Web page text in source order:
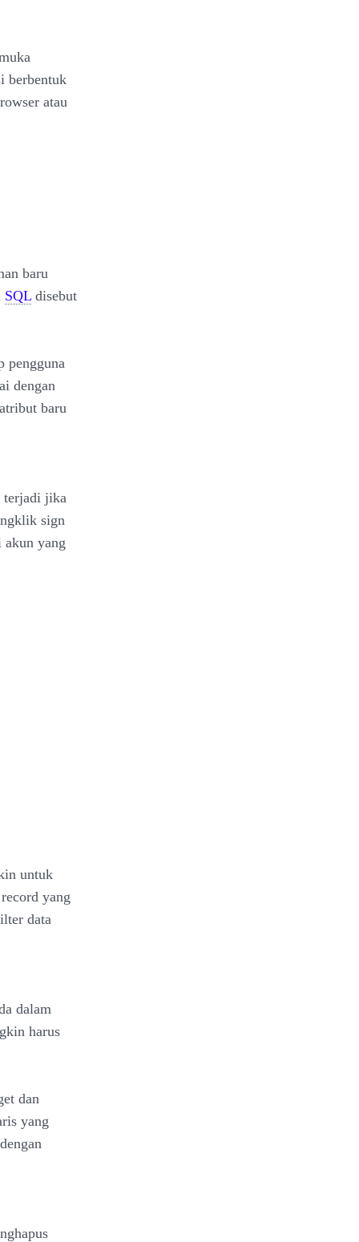
berbentuk
atau
baru
SQL disebut
pengguna
dengan
baru
terjadi jika
sign
akun yang
untuk
yang
data
dalam
harus
dan
yang